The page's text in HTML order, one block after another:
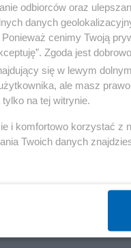
odbiorców oraz
danych
cenimy Twoją
Zgoda jest
się w lewym
ale masz
na tej witrynie.
i komfortowo korzystać z
Twoich danych